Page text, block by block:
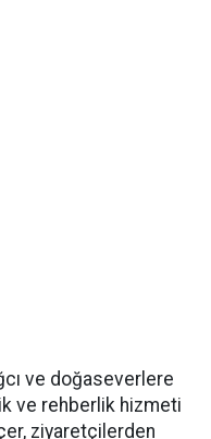
ve doğaseverlere
ve rehberlik hizmeti
ziyaretçilerden